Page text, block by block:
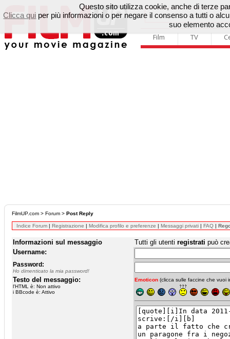
Film TV
FilmUP.com > Forum > Post Reply
Indice Forum | Registrazione | Modifica profilo e preferenze | Messaggi privati | FAQ |
Informazioni sul messaggio Tutti gli utenti registrati può
Username:
Password:
Ho dimenticato la mia password!
Testo del messaggio:
l'HTML è: Non attivo
i BBcode è: Attivo
Emoticon (clicca sulle faccine che vuoi
Questo sito utilizza cookie, anche di terze
Clicca qui per più informazioni o per negare il consenso a tutti o
suo elemento